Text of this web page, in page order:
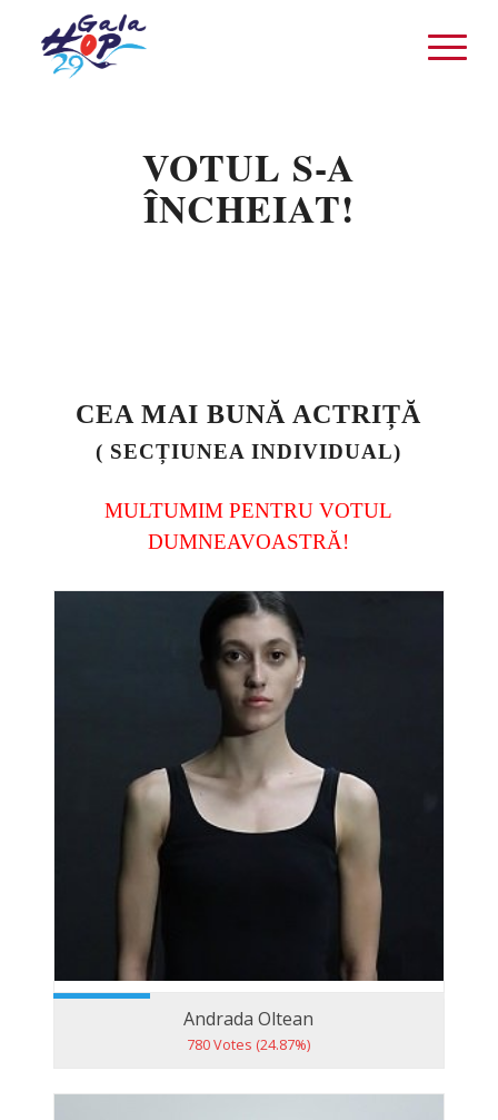
VOTUL S-A
ÎNCHEIAT!
CEA MAI BUNĂ ACTRIȚĂ
( SECȚIUNEA INDIVIDUAL)
MULTUMIM PENTRU VOTUL
DUMNEAVOASTRĂ!
Andrada Oltean
780 Votes (24.87%)